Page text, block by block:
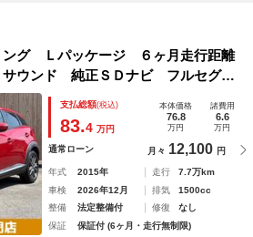
グ Ｌパッケージ ６ヶ月走行距離
ウンド 純正ＳＤナビ フルセグＴ
レーダークルーズコントロール
ートヒーター Ｂｌｕｅｔｏｏｔ
支払総額(税込)
83.4 万円
本体価格
76.8
万円
諸費用
6.6
万円
通常ローン 月々 12,100 円
年式 2015年 走行
7.7万km
車検
2026年12月 排気
1500cc
整備
法定整備付 修復
なし
保証
保証付 (6ヶ月・走行無制限)